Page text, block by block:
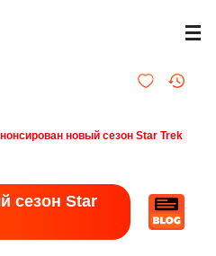
новый сезон Star Trek
сезон Star